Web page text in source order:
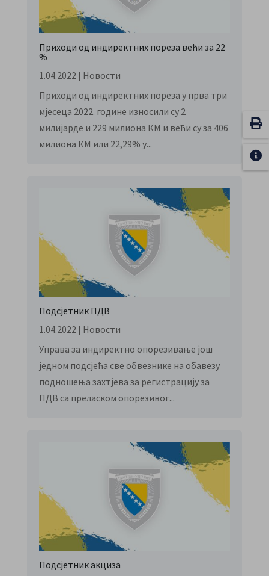
Приходи од индиректних пореза већи за 22
%
1.04.2022 | Новости
Приходи од индиректних пореза у прва три
мјесеца 2022. године износили су 2
милијарде и 229 милиона КМ и већи су за 406
милиона КМ или 22,29% у...
Подсјетник ПДВ
1.04.2022 | Новости
Управа за индиректно опорезивање још
једном подсјећа све обвезнике на обавезу
подношења захтјева за регистрацију за
ПДВ са преласком опорезивог...
Подсјетник акциза